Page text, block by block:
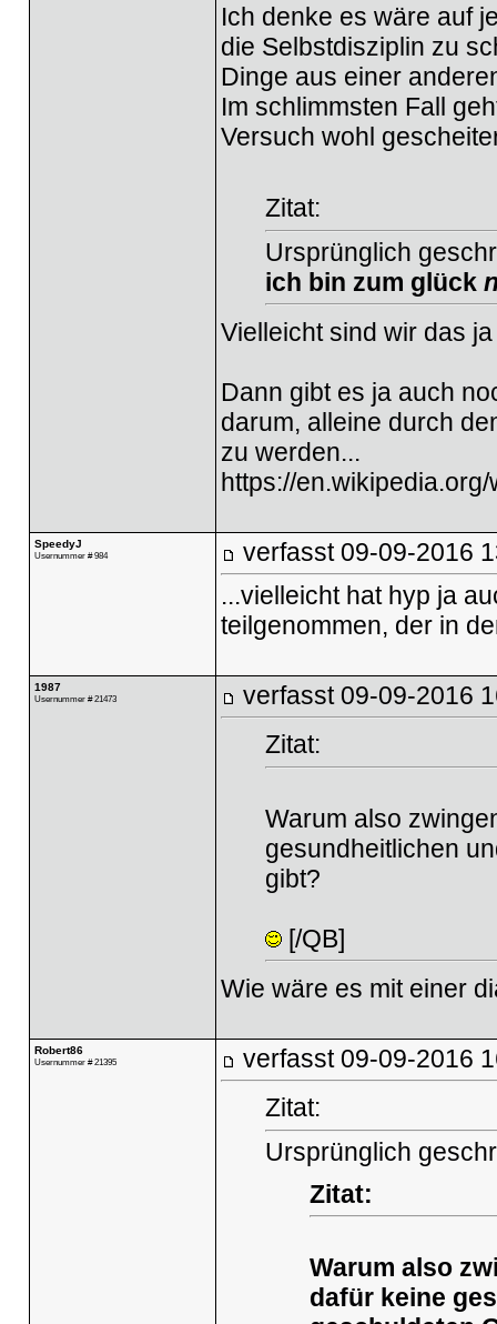
Ich denke es wäre auf
die Selbstdisziplin zu
Dinge aus einer
Im schlimmsten Fall
Versuch wohl
Zitat:
Ursprünglich
ich bin zum glück
Vielleicht sind wir das
Dann gibt es ja auch
darum, alleine durch
zu werden...
https://
SpeedyJ
Usernummer # 984 verfasst 09-09-2016
...vielleicht hat hyp ja
teilgenommen, der in
1987
Usernummer # 21473 verfasst 09-09-2016
Zitat:
Warum also
gesundheitlichen
gibt?
[/QB]
Wie wäre es mit einer
Robert86
Usernummer # 21395 verfasst 09-09-2016
Zitat:
Ursprünglich
Zitat:
Warum also
dafür keine